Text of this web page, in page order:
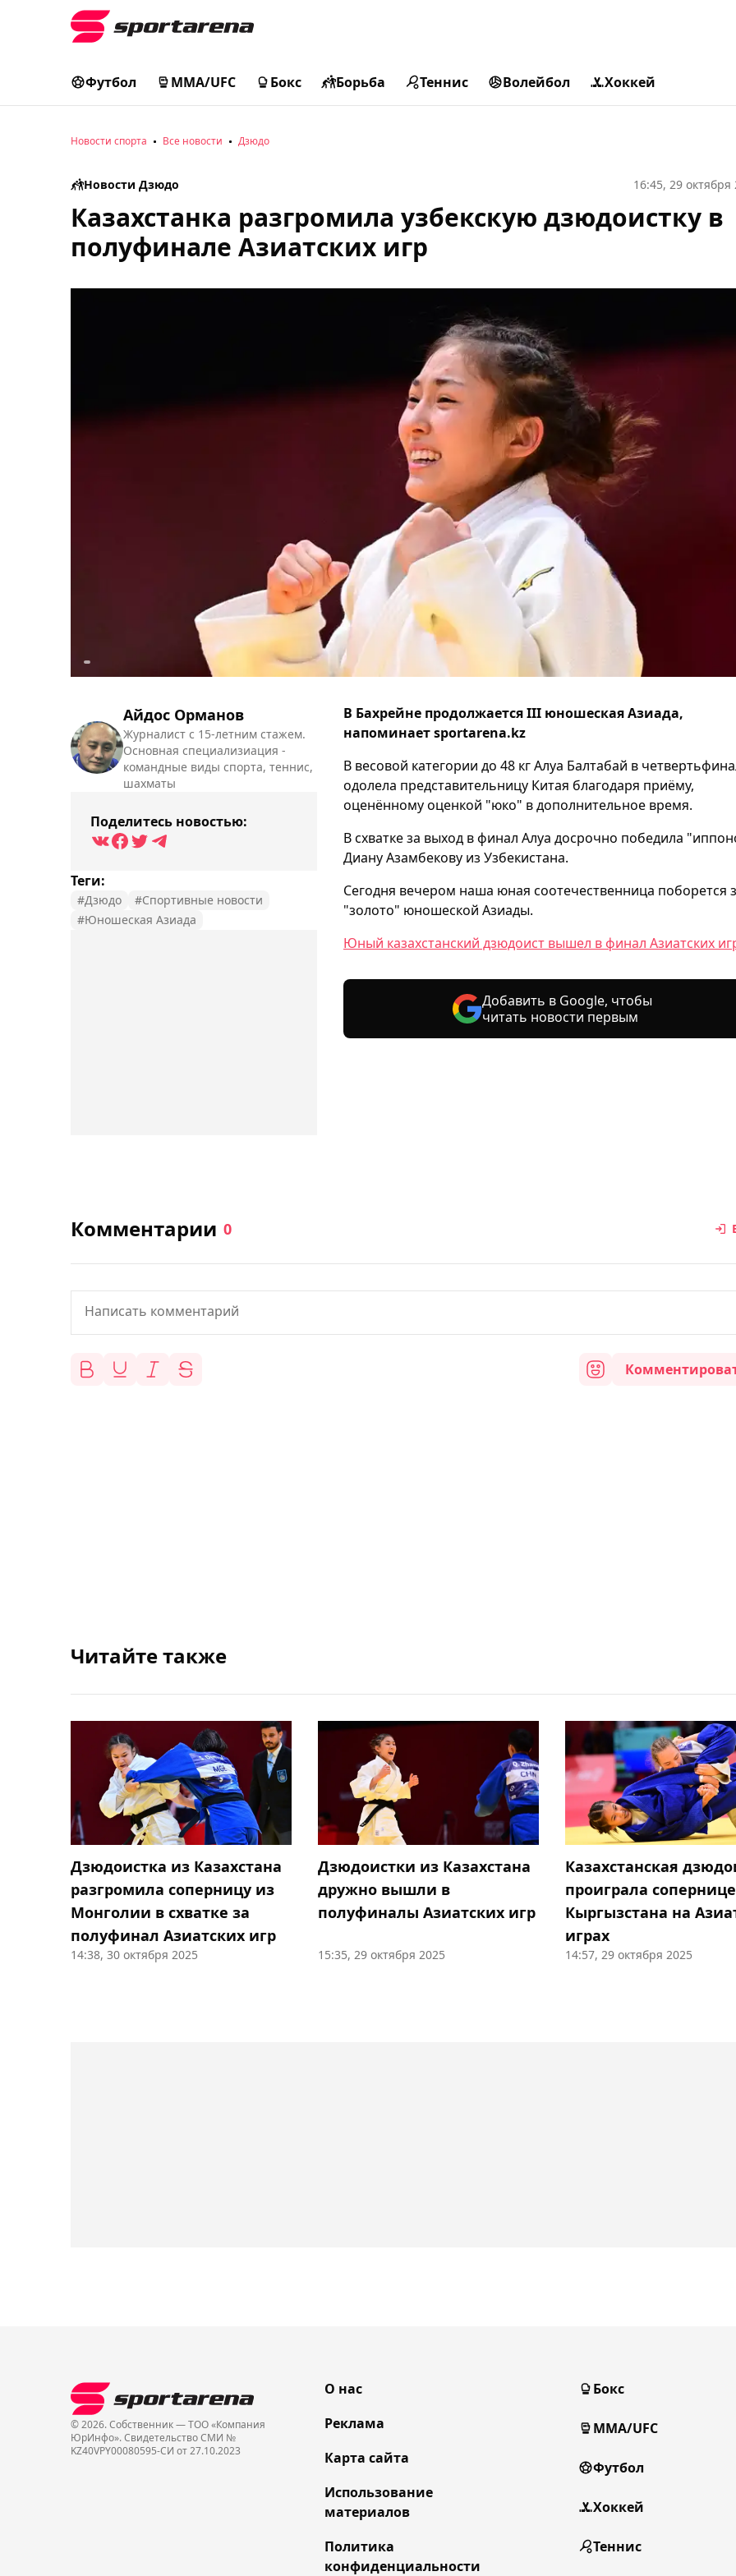
Футбол MMA/UFC Бокс Борьба Теннис Волейбол Хоккей
Новости спорта Все новости Дзюдо
Новости Дзюдо 16:45, 29 октября
Казахстанка разгромила узбекскую дзюдоистку в
полуфинале Азиатских игр
Айдос Орманов
Журналист с 15-летним стажем.
Основная специализиация -
командные виды спорта, теннис,
шахматы
Поделитесь новостью:
Теги:
#Дзюдо
#Спортивные новости
#Юношеская Азиада
В Бахрейне продолжается III юношеская Азиада,
напоминает sportarena.kz
В весовой категории до 48 кг Алуа Балтабай в
одолела представительницу Китая благодаря приёму,
оценённому оценкой "юко" в дополнительное время.
В схватке за выход в финал Алуа досрочно победила
Диану Азамбекову из Узбекистана.
Сегодня вечером наша юная соотечественница поборется
"золото" юношеской Азиады.
Юный казахстанский дзюдоист вышел в финал Азиатских
Добавить в Google, чтобы
читать новости первым
Комментарии 0
Читайте также
Дзюдоистка из Казахстана
разгромила соперницу из
Монголии в схватке за
полуфинал Азиатских игр
14:38, 30 октября 2025
Дзюдоистки из Казахстана
дружно вышли в
полуфиналы Азиатских игр
15:35, 29 октября 2025
Казахстанская
проиграла
Кыргызстана на
играх
14:57, 29 октября 2025
© 2026. Собственник — ТОО «Компания
ЮрИнфо». Cвидетельство СМИ №
KZ40VPY00080595-СИ от 27.10.2023
О нас
Реклама
Карта сайта
Использование
материалов
Политика
конфиденциальности
Бокс
MMA/UFC
Футбол
Хоккей
Теннис